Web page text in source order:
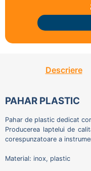
Descriere
PAHAR PLASTIC
Pahar de plastic dedicat
Producerea laptelui de
corespunzatoare a
Material: inox, plastic